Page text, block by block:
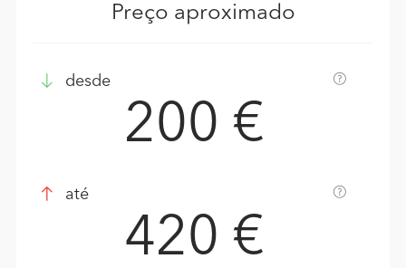
Preço aproximado
desde
200 €
até
420 €